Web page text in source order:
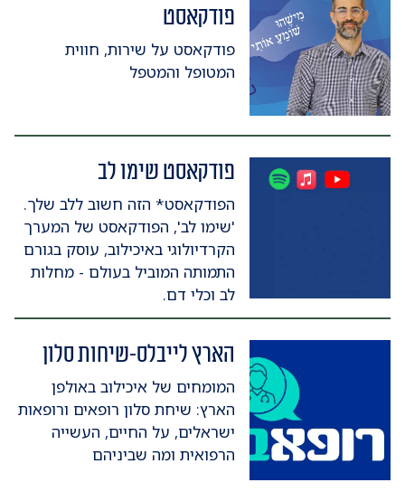
פודקאסט
פודקאסט על שירות, חווית
המטופל והמטפל
פודקאסט שימו לב
הפודקאסט* הזה חשוב ללב שלך.
'שימו לב', הפודקאסט של המערך
הקרדיולוגי באיכילוב, עוסק בגורם
התמותה המוביל בעולם - מחלות
לב וכלי דם.
הארץ לייבלס-שיחות סלון
המומחים של איכילוב באולפן
הארץ: שיחת סלון רופאים ורופאות
ישראלים, על החיים, העשייה
הרפואית ומה שביניהם